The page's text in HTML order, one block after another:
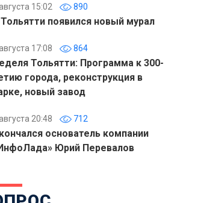
15:02 890
появился новый мурал
17:08 864
Тольятти: Программа к 300-
города, реконструкция в
новый завод
20:48 712
основатель компании
Юрий Перевалов